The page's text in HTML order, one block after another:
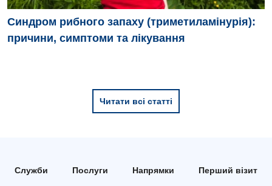
Синдром рибного запаху (триметиламінурія):
причини, симптоми та лікування
Читати всі статті
Служби Послуги Напрямки Перший візит